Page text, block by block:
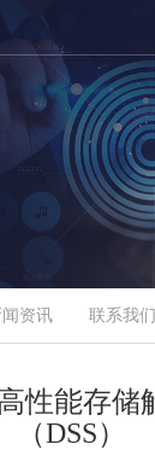
闻资讯 联系我们
性能存储
（DSS）